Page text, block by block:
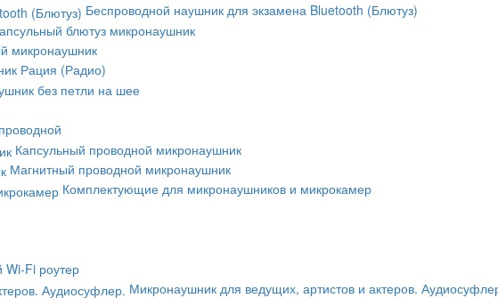
Беспроводной наушник для экзамена Bluetooth (Блютуз)
блютуз микронаушник
микронаушник
Рация (Радио)
без петли на шее
Капсульный проводной микронаушник
Магнитный проводной микронаушник
Комплектующие для микронаушников и микрокамер
Fi роутер
Микронаушник для ведущих, артистов и актеров.